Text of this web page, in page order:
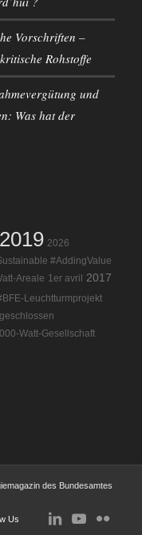
Vorschriften –
Rohstoffe
und
Was hat der
2019 2026
#AddingValue
Areale 1er avril 2017
Leuchtturmprojekt
Watt-Gesellschaft
des Bundesamtes
Us